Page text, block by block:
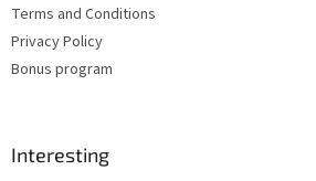
Terms and Conditions
Privacy Policy
Bonus program
Interesting